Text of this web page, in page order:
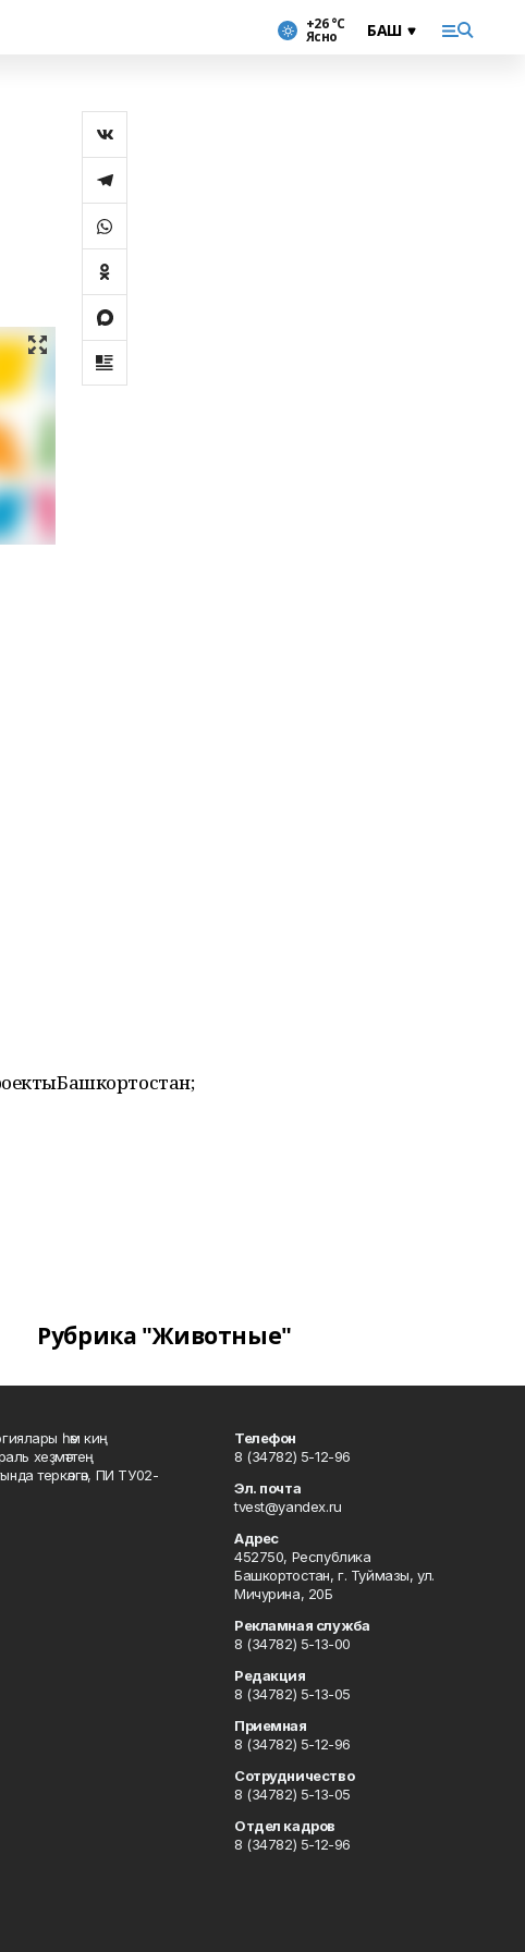
+26 °С
Ясно
Рубрика "Животные"
һәм киң
хеҙмәттең
теркәлгән, ПИ ТУ02-
Телефон
8 (34782) 5-12-96
Эл. почта
tvest@yandex.ru
Адрес
452750, Республика
Башкортостан, г. Туймазы, ул.
Мичурина, 20Б
Рекламная служба
8 (34782) 5-13-00
Редакция
8 (34782) 5-13-05
Приемная
8 (34782) 5-12-96
Сотрудничество
8 (34782) 5-13-05
Отдел кадров
8 (34782) 5-12-96